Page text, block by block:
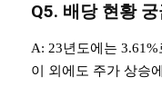
Q5. 배당 현황
A: 23년도에는
이 외에도 주가 상승